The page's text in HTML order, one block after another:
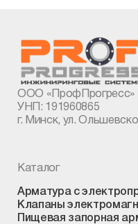
ООО «ПрофПрогресс»
УНП: 191960865
г. Минск, ул.
Каталог
Арматура с
Клапаны
Пищевая запорная